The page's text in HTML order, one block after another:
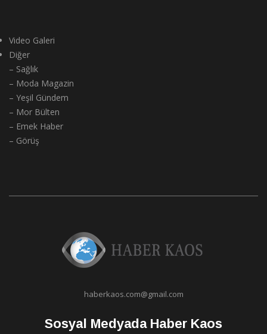
Video Galeri
Diğer
– Sağlık
– Moda Magazin
– Yeşil Gündem
– Mor Bülten
– Emek Haber
– Görüş
haberkaos.com@gmail.com
Sosyal Medyada Haber Kaos